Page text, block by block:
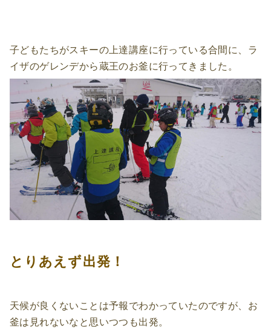
子どもたちがスキーの上達講座に行っている合間に、ラ
イザのゲレンデから蔵王のお釜に行ってきました。
とりあえず出発！
天候が良くないことは予報でわかっていたのですが、お
釜は見れないなと思いつつも出発。